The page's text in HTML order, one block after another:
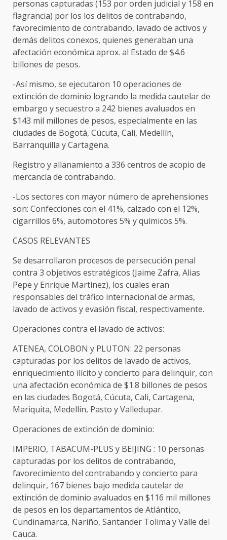
personas capturadas (153 por orden judicial y 158 en
flagrancia) por los los delitos de contrabando,
favorecimiento de contrabando, lavado de activos y
demás delitos conexos, quienes generaban una
afectación económica aprox. al Estado de $4.6
billones de pesos.
-Así mismo, se ejecutaron 10 operaciones de
extinción de dominio logrando la medida cautelar de
embargo y secuestro a 242 bienes avaluados en
$143 mil millones de pesos, especialmente en las
ciudades de Bogotá, Cúcuta, Cali, Medellín,
Barranquilla y Cartagena.
Registro y allanamiento a 336 centros de acopio de
mercancía de contrabando.
-Los sectores con mayor número de aprehensiones
son: Confecciones con el 41%, calzado con el 12%,
cigarrillos 6%, automotores 5% y químicos 5%.
CASOS RELEVANTES
Se desarrollaron procesos de persecución penal
contra 3 objetivos estratégicos (Jaime Zafra, Alias
Pepe y Enrique Martínez), los cuales eran
responsables del tráfico internacional de armas,
lavado de activos y evasión fiscal, respectivamente.
Operaciones contra el lavado de activos:
ATENEA, COLOBON y PLUTON: 22 personas
capturadas por los delitos de lavado de activos,
enriquecimiento ilícito y concierto para delinquir, con
una afectación económica de $1.8 billones de pesos
en las ciudades Bogotá, Cúcuta, Cali, Cartagena,
Mariquita, Medellín, Pasto y Valledupar.
Operaciones de extinción de dominio:
IMPERIO, TABACUM-PLUS y BEIJING : 10 personas
capturadas por los delitos de contrabando,
favorecimiento del contrabando y concierto para
delinquir, 167 bienes bajo medida cautelar de
extinción de dominio avaluados en $116 mil millones
de pesos en los departamentos de Atlántico,
Cundinamarca, Nariño, Santander Tolima y Valle del
Cauca.